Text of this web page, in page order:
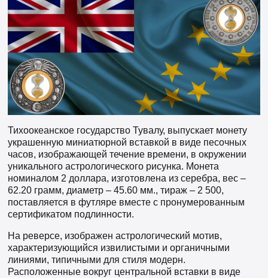
Тихоокеанское государство Тувалу, выпускает монету
украшенную миниатюрной вставкой в ​​виде песочных
часов, изображающей течение времени, в окружении
уникального астрологического рисунка. Монета
номиналом 2 доллара, изготовлена из серебра, вес –
62.20 грамм, диаметр – 45.60 мм., тираж – 2 500,
поставляется в футляре вместе с пронумерованным
сертификатом подлинности.
На реверсе, изображен астрологический мотив,
характеризующийся извилистыми и органичными
линиями, типичными для стиля модерн.
Расположенные вокруг центральной вставки в виде